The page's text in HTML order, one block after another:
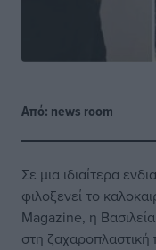
Από: news room
Σε μια ιδιαίτερα
φιλοξενεί το
Magazine, η
στη